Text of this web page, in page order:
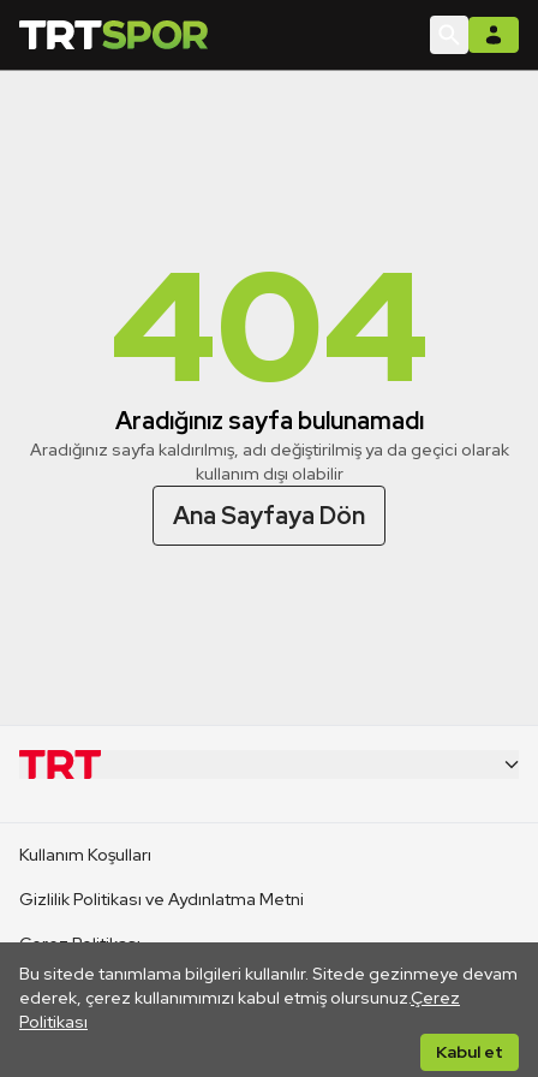
404
Aradığınız sayfa bulunamadı
Aradığınız sayfa kaldırılmış, adı değiştirilmiş ya da geçici olarak
kullanım dışı olabilir
Ana Sayfaya Dön
Bu sitede tanımlama bilgileri kullanılır. Sitede gezinmeye devam
ederek, çerez kullanımımızı kabul etmiş olursunuz.Çerez
Politikası
Kabul et
CANLI YAYINLAR
Kullanım Koşulları
Gizlilik Politikası ve Aydınlatma Metni
Çerez Politikası
İletişim
Her hakkı saklıdır. ©2026 TRT. Bağlantı yoluyla gidilen dış